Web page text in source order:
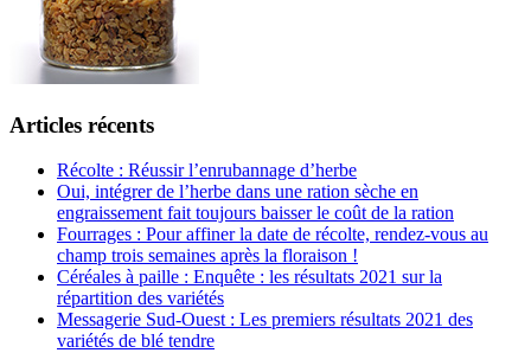
Articles récents
Récolte : Réussir l’enrubannage d’herbe
Oui, intégrer de l’herbe dans une ration sèche en
engraissement fait toujours baisser le coût de la ration
Fourrages : Pour affiner la date de récolte, rendez-vous au
champ trois semaines après la floraison !
Céréales à paille : Enquête : les résultats 2021 sur la
répartition des variétés
Messagerie Sud-Ouest : Les premiers résultats 2021 des
variétés de blé tendre